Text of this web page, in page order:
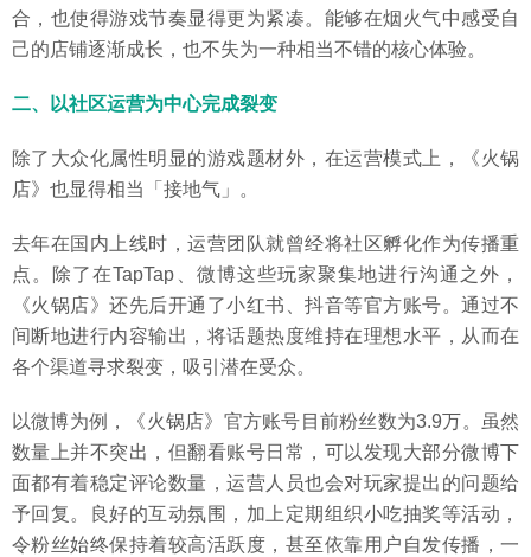
合，也使得游戏节奏显得更为紧凑。能够在烟火气中感受自
己的店铺逐渐成长，也不失为一种相当不错的核心体验。
二、以社区运营为中心完成裂变
除了大众化属性明显的游戏题材外，在运营模式上，《火锅
店》也显得相当「接地气」。
去年在国内上线时，运营团队就曾经将社区孵化作为传播重
点。除了在TapTap、微博这些玩家聚集地进行沟通之外，
《火锅店》还先后开通了小红书、抖音等官方账号。通过不
间断地进行内容输出，将话题热度维持在理想水平，从而在
各个渠道寻求裂变，吸引潜在受众。
以微博为例，《火锅店》官方账号目前粉丝数为3.9万。虽然
数量上并不突出，但翻看账号日常，可以发现大部分微博下
面都有着稳定评论数量，运营人员也会对玩家提出的问题给
予回复。良好的互动氛围，加上定期组织小吃抽奖等活动，
令粉丝始终保持着较高活跃度，甚至依靠用户自发传播，一